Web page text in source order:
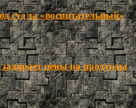
суд за «воспитательный»
цены на продукты